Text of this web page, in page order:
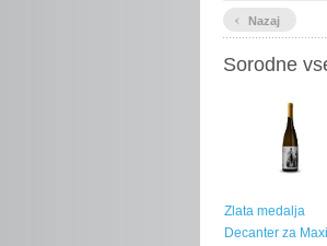
‹ Nazaj
Sorodne
Zlata medalja
Decanter za